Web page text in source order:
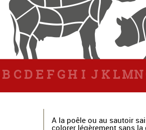
B C D E FGH I J K LMN
A la poêle ou au sautoir
colorer légèrement sans la